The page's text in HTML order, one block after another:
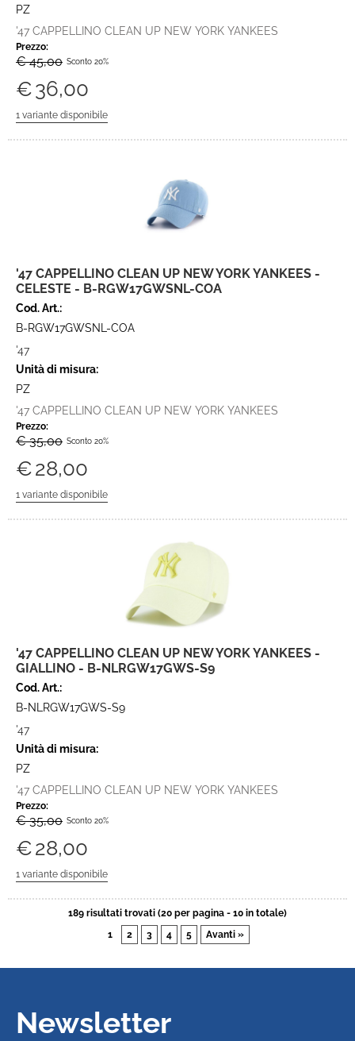
PZ
'47 CAPPELLINO CLEAN UP NEW YORK YANKEES
Prezzo:
€ 45,00 Sconto 20%
€36,00
'47 CAPPELLINO CLEAN UP NEW YORK YANKEES -
CELESTE - B-RGW17GWSNL-COA
Cod. Art.:
B-RGW17GWSNL-COA
'47
Unità di misura:
PZ
'47 CAPPELLINO CLEAN UP NEW YORK YANKEES
Prezzo:
€ 35,00 Sconto 20%
€28,00
'47 CAPPELLINO CLEAN UP NEW YORK YANKEES -
GIALLINO - B-NLRGW17GWS-S9
Cod. Art.:
B-NLRGW17GWS-S9
'47
Unità di misura:
PZ
'47 CAPPELLINO CLEAN UP NEW YORK YANKEES
Prezzo:
€ 35,00 Sconto 20%
€28,00
189 risultati trovati (20 per pagina - 10 in totale)
1
2 3 4 5 Avanti »
Newsletter